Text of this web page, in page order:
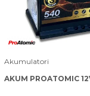
Akumulatori
AKUM PROATOMIC